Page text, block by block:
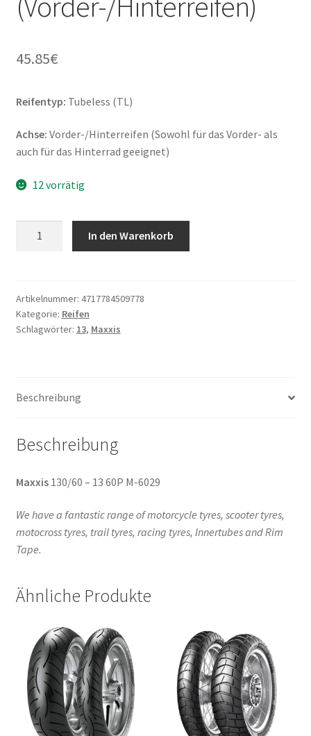
45.85€
Reifentyp: Tubeless (TL)
Achse: Vorder-/Hinterreifen (Sowohl für das Vorder- als
auch für das Hinterrad geeignet)
12 vorrätig
-
13
60P
In den Warenkorb
Artikelnummer: 4717784509778
Kategorie: Reifen
Schlagwörter: 13, Maxxis
Beschreibung
Beschreibung
Maxxis130/60 – 13 60P M-6029
We have a fantastic range of motorcycle tyres, scooter tyres,
motocross tyres, trail tyres, racing tyres, Innertubes and Rim
Tape.
Ähnliche Produkte